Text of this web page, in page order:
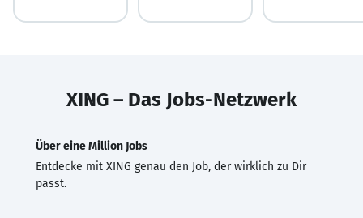
XING – Das Jobs-Netzwerk
Über eine Million Jobs
Entdecke mit XING genau den Job, der wirklich zu Dir
passt.